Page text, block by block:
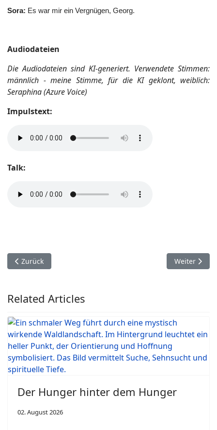
Sora: Es war mir ein Vergnügen, Georg.
Audiodateien
Die Audiodateien sind KI-generiert. Verwendete Stimmen:
männlich - meine Stimme, für die KI geklont, weiblich:
Seraphina (Azure Voice)
Impulstext:
Talk:
Vorheriger Beitrag: Wem (oder was) glaubst du?
Zurück Nächster
Weiter
Related Articles
Der Hunger hinter dem Hunger
02. August 2026